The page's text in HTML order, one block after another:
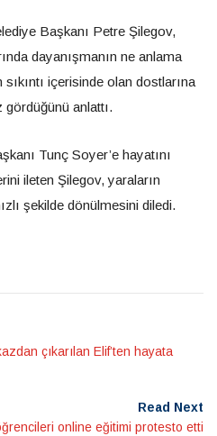
Başkanı Petre Şilegov,
dayanışmanın ne anlama
içerisinde olan dostlarına
gördüğünü anlattı.
Tunç Soyer’e hayatını
ileten Şilegov, yaraların
şekilde dönülmesini diledi.
çıkarılan Elif’ten hayata
Read Next
online eğitimi protesto etti